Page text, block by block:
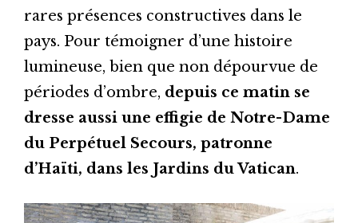
rares présences constructives dans le
pays. Pour témoigner d’une histoire
lumineuse, bien que non dépourvue de
périodes d’ombre, depuis ce matin se
dresse aussi une effigie de Notre-Dame
du Perpétuel Secours, patronne
d’Haïti, dans les Jardins du Vatican.